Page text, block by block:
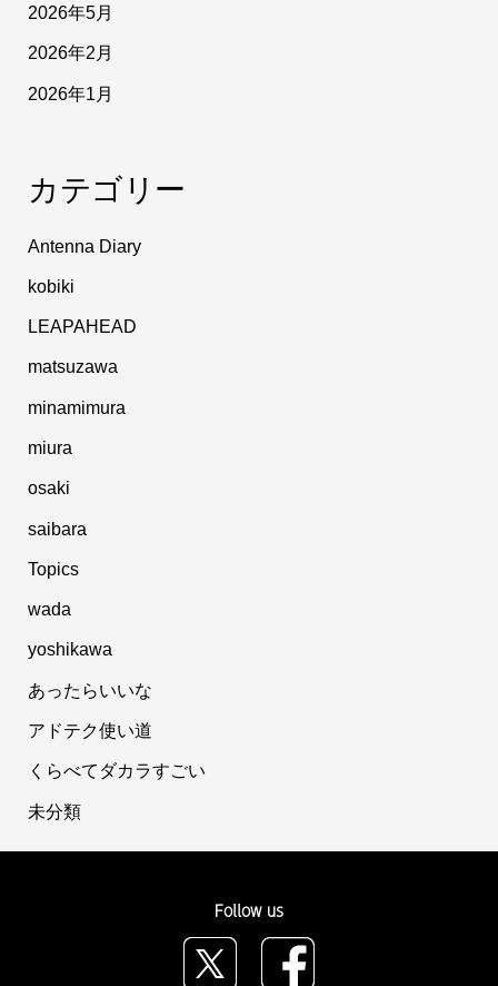
2026年5月
2026年2月
2026年1月
カテゴリー
Antenna Diary
kobiki
LEAPAHEAD
matsuzawa
minamimura
miura
osaki
saibara
Topics
wada
yoshikawa
あったらいいな
アドテク使い道
くらべてダカラすごい
未分類
Follow us